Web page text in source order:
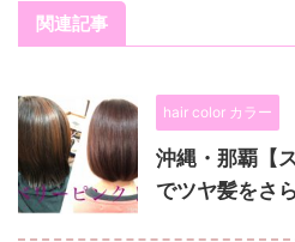
関連記事
hair color カラー
沖縄・那覇【
でツヤ髪をさ